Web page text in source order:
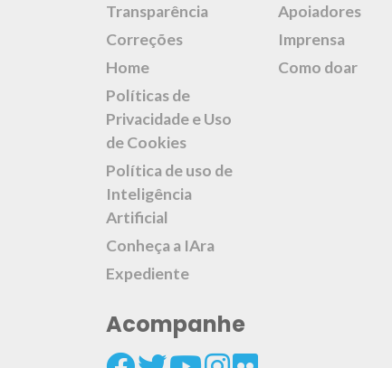
Transparência
Correções
Home
Políticas de
Privacidade e Uso
de Cookies
Política de uso de
Inteligência
Artificial
Conheça a IAra
Expediente
Apoiadores
Imprensa
Como doar
Acompanhe